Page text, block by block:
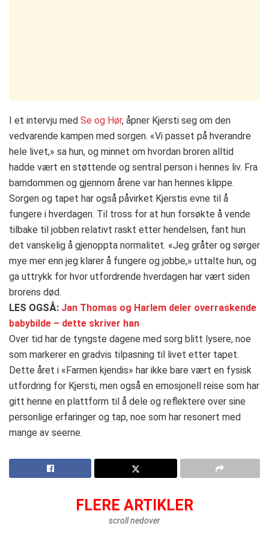
I et intervju med Se og Hør, åpner Kjersti seg om den
vedvarende kampen med sorgen. «Vi passet på hverandre
hele livet,» sa hun, og minnet om hvordan broren alltid
hadde vært en støttende og sentral person i hennes liv. Fra
barndommen og gjennom årene var han hennes klippe​.
Sorgen og tapet har også påvirket Kjerstis evne til å
fungere i hverdagen. Til tross for at hun forsøkte å vende
tilbake til jobben relativt raskt etter hendelsen, fant hun
det vanskelig å gjenoppta normalitet. «Jeg gråter og sørger
mye mer enn jeg klarer å fungere og jobbe,» uttalte hun, og
ga uttrykk for hvor utfordrende hverdagen har vært siden
brorens død​.
LES OGSÅ: Jan Thomas og Harlem deler overraskende
babybilde – dette skriver han
Over tid har de tyngste dagene med sorg blitt lysere, noe
som markerer en gradvis tilpasning til livet etter tapet​.
Dette året i «Farmen kjendis» har ikke bare vært en fysisk
utfordring for Kjersti, men også en emosjonell reise som har
gitt henne en plattform til å dele og reflektere over sine
personlige erfaringer og tap, noe som har resonert med
mange av seerne.
FLERE ARTIKLER
scroll nedover